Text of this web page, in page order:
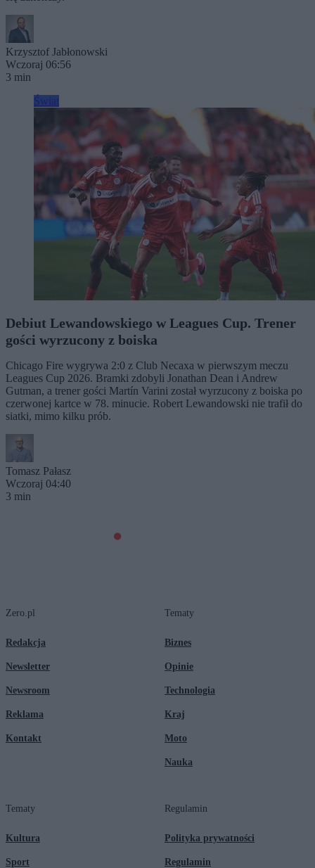
Krzysztof Jabłonowski
Wczoraj 06:56
3 min
Debiut Lewandowskiego w Leagues Cup. Trener
gości wyrzucony z boiska
Chicago Fire wygrywa 2:0 z Club Necaxa w pierwszym meczu
Leagues Cup 2026. Bramki zdobyli Jonathan Dean i Andrew
Gutman, a trener gości Martín Varini został wyrzucony z boiska po
czerwonej kartce w 78. minucie. Robert Lewandowski nie trafił do
siatki, mimo kilku prób.
Tomasz Pałasz
Wczoraj 04:40
3 min
Zero.pl
Redakcja
Newsletter
Newsroom
Reklama
Kontakt
Tematy
Biznes
Opinie
Technologia
Kraj
Moto
Nauka
Tematy
Kultura
Sport
Regulamin
Polityka prywatności
Regulamin